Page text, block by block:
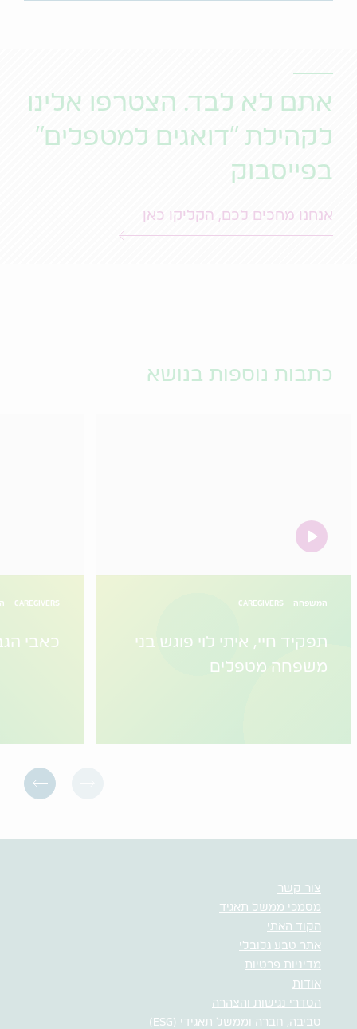
אתם לא לבד. הצטרפו אלינו
לקהילת "דואגים למטפלים"
בפייסבוק
אנחנו מחכים לכם, הקליקו כאן
כתבות נוספות בנושא
video
המשפחה CAREGIVERS
תפקיד חיי, איתי לוי פוגש בני
משפחה מטפלים
CAREGIVERS
כאבי
צור קשר
מסמכי ממשל תאגיד
הקוד האתי
אתר טבע גלובלי
מדיניות פרטיות
אודות
הסדרי נגישות והצהרה
סביבה, חברה וממשל תאגידי (ESG)